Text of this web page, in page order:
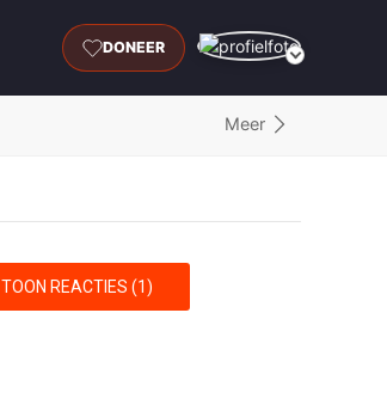
DONEER
Meer
TOON REACTIES (1)